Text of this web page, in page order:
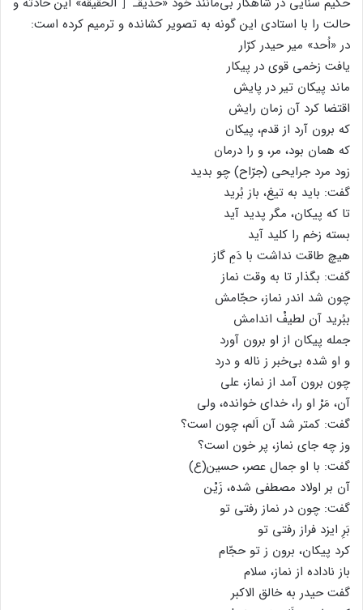
حالت را با استادی این گونه به تصویر کشانده و ترمیم کرده است:
در «اُحد» میر حیدر کرّار
یافت زخمی قوی در پیکار
ماند پیکان تیر در پایش
اقتضا کرد آن زمان رایش
که برون آرد از قدم، پیکان
که همان بود، مر، و را درمان
زود مرد جرایحی (جرّاح) چو بدید
گفت: باید به تیغ، باز بُرید
تا که پیکان، مگر پدید آید
بسته زخم را کلید آید
هیچ طاقت نداشت با دَمِ گاز
گفت: بگذار تا به وقت نماز
چون شد اندر نماز، حجّامش
ببُرید آن لطیفْ اندامش
جمله پیکان از او برون آورد
و او شده بی‌خبر ز ناله و درد
چون برون آمد از نماز، علی
آن، مَرْ او را، خدای خوانده، ولی
گفت: کمتر شد آن اَلم، چون است؟
وز چه جای نماز، پر خون است؟
گفت: با او جمال عصر، حسین(ع)
آن بر اولاد مصطفی شده، زَیْن
گفت: چون در نماز رفتی تو
بَرِ ایزد فراز رفتی تو
کرد پیکان، برون ز تو حجّام
باز ناداده از نماز، سلام
گفت حیدر به خالق الاکبر